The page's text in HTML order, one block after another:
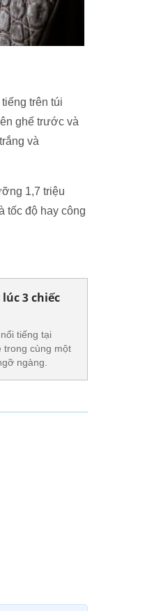
trên túi
ghế trước và
và
1,7 triệu
tốc độ hay công
3 chiếc
tiếng tại
trong cùng một
ngàng.